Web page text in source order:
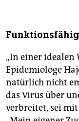
„In einer idealen
Epidemiologe
natürlich nicht
das Virus über
verbreitet, sei